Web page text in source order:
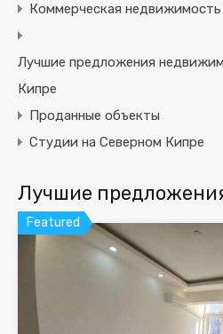
Коммерческая
Лучшие предложения
Кипре
Проданные объекты
Студии на Северном Кипре
Лучшие
Featured